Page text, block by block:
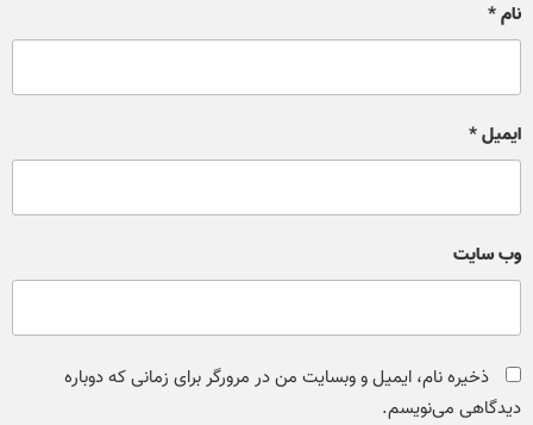
نام*
ایمیل*
وب‌ سایت
ذخیره نام، ایمیل و وبسایت من در مرورگر برای زمانی که دوباره
دیدگاهی می‌نویسم.